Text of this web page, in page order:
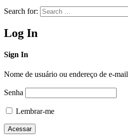
Search for:
Log In
Sign In
Nome de usuário ou endereço de e-mail
Senha
Lembrar-me